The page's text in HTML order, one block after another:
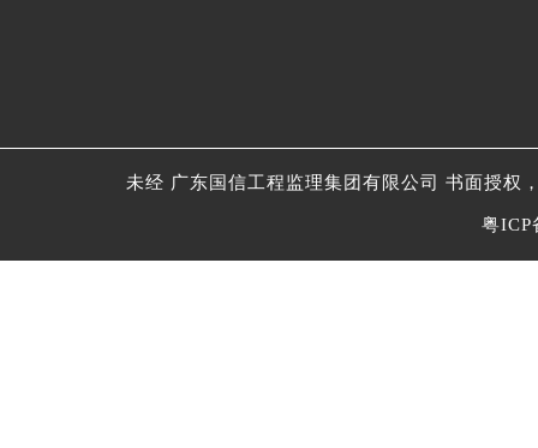
未经 广东国信工程监理集团有限公司 书面授权
粤ICP